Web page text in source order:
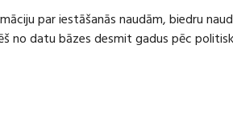
par iestāšanās naudām, biedru
no datu bāzes desmit gadus pēc